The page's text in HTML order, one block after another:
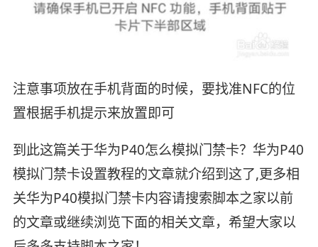
注意事项放在手机背面的时候，要找准NFC的位
置根据手机提示来放置即可
到此这篇关于华为P40怎么模拟门禁卡？华为P40
模拟门禁卡设置教程的文章就介绍到这了,更多相
关华为P40模拟门禁卡内容请搜索脚本之家以前
的文章或继续浏览下面的相关文章，希望大家以